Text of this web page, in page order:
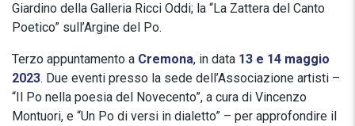
Giardino della Galleria Ricci Oddi; la “La Zattera del Canto
Poetico” sull’Argine del Po.
Terzo appuntamento a Cremona, in data 13 e 14 maggio
2023. Due eventi presso la sede dell’Associazione artisti –
“Il Po nella poesia del Novecento”, a cura di Vincenzo
Montuori, e “Un Po di versi in dialetto” – per approfondire il